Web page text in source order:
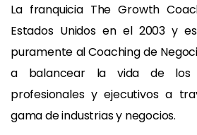
La franquicia The Growth
Estados Unidos en el 2003 y
puramente al Coaching de
a balancear la vida de los
profesionales y ejecutivos a
gama de industrias y negocios.